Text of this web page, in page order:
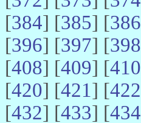
[384] [385] [386
[396] [397] [398
[408] [409] [410
[420] [421] [422
[432] [433] [434